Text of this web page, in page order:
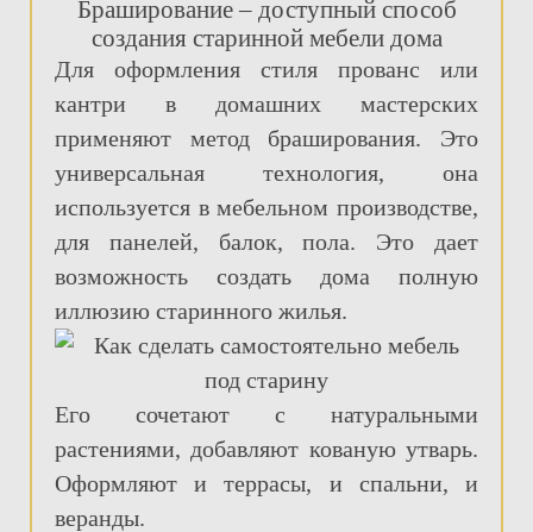
Браширование – доступный способ
создания старинной мебели дома
Для оформления стиля прованс или
кантри в домашних мастерских
применяют метод браширования. Это
универсальная технология, она
используется в мебельном производстве,
для панелей, балок, пола. Это дает
возможность создать дома полную
иллюзию старинного жилья.
Его сочетают с натуральными
растениями, добавляют кованую утварь.
Оформляют и террасы, и спальни, и
веранды.